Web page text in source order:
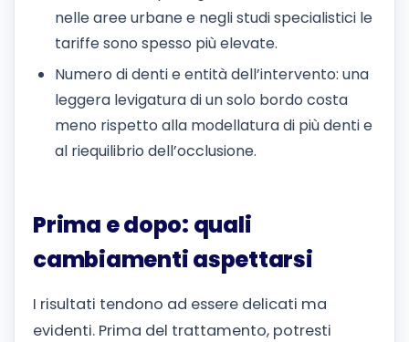
nelle aree urbane e negli studi specialistici le
tariffe sono spesso più elevate.
Numero di denti e entità dell’intervento: una
leggera levigatura di un solo bordo costa
meno rispetto alla modellatura di più denti e
al riequilibrio dell’occlusione.
Prima e dopo: quali
cambiamenti aspettarsi
I risultati tendono ad essere delicati ma
evidenti. Prima del trattamento, potresti